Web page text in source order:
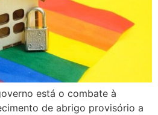
está o combate à
de abrigo provisório a